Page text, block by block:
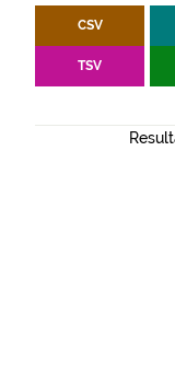
CSV
TSV